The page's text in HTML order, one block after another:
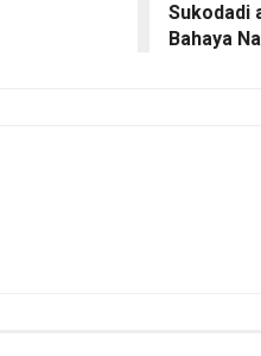
Sukodadi
Bahaya